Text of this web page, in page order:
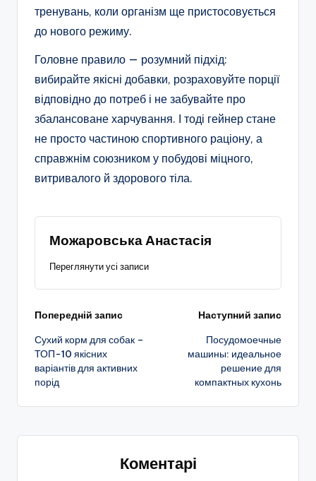
тренувань, коли організм ще пристосовується
до нового режиму.
Головне правило — розумний підхід:
вибирайте якісні добавки, розраховуйте порції
відповідно до потреб і не забувайте про
збалансоване харчування. І тоді гейнер стане
не просто частиною спортивного раціону, а
справжнім союзником у побудові міцного,
витривалого й здорового тіла.
Можаровська Анастасія
Переглянути усі записи
Навігація
по
запису
Попередній запис
Сухий корм для собак –
ТОП-10 якісних
варіантів для активних
порід
Наступний запис
Посудомоечные
машины: идеальное
решение для
компактных кухонь
Коментарі